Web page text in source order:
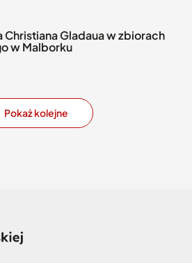
Gladaua w zbiorach
w Malborku
Pokaż kolejne